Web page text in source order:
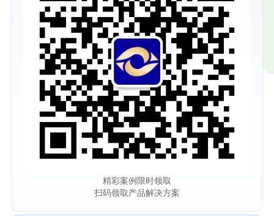
精彩案例限时领取
扫码领取产品解决方案